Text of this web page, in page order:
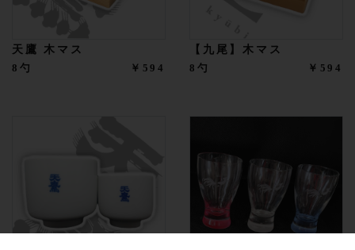
天鷹 木マス
8勺 ￥594
【九尾】木マス
8勺 ￥594